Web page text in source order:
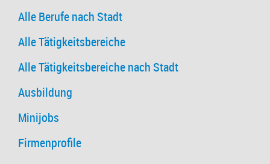
Alle Berufe nach Stadt
Alle Tätigkeitsbereiche
Alle Tätigkeitsbereiche nach Stadt
Ausbildung
Minijobs
Firmenprofile